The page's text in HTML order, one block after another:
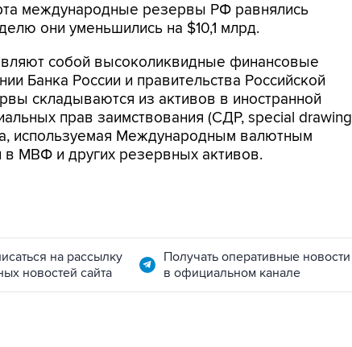
международные резервы РФ равнялись
они уменьшились на $10,1 млрд.
собой высоколиквидные финансовые
Банка России и правительства Российской
складываются из активов в иностранной
прав заимствования (СДР, special drawing
используемая Международным валютным
МВФ и других резервных активов.
на рассылку
новостей сайта
Получать оперативные новости
в официальном канале